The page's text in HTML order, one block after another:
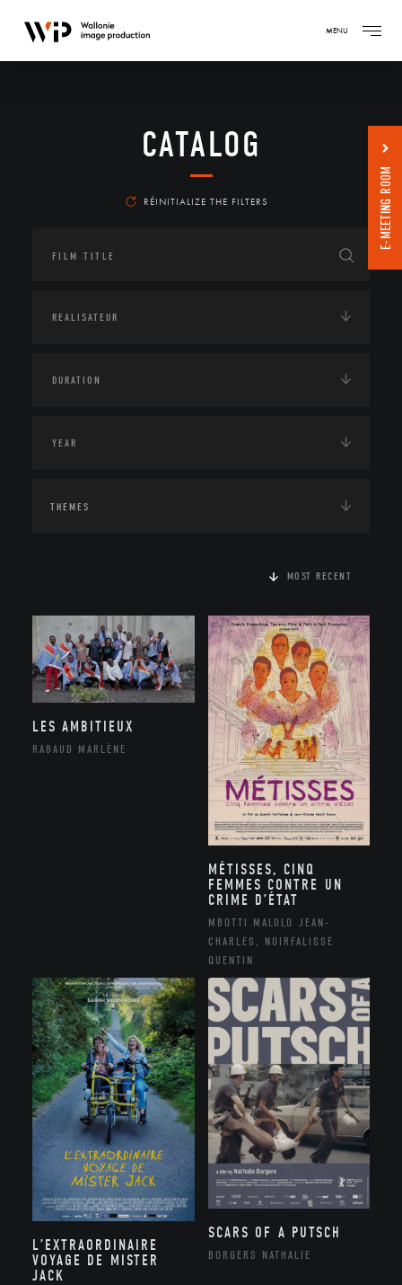
MENU
CATALOG
RÉINITIALIZE THE FILTERS
THEMES
MOST RECENT
LES AMBITIEUX
RABAUD MARLÈNE
MÉTISSES, CINQ
FEMMES CONTRE UN
CRIME D’ÉTAT
MBOTTI MALOLO JEAN-
CHARLES, NOIRFALISSE
QUENTIN
L’EXTRAORDINAIRE
VOYAGE DE MISTER
JACK
SCARS OF A PUTSCH
BORGERS NATHALIE
E-MEETING ROOM